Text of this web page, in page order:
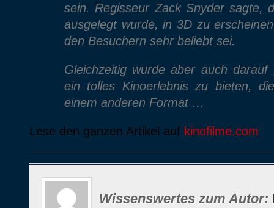
sein. Regisseur Zack Snyder sagte,
ausgelegt wurde, in 3D zu
den Besuchern sehr beliebt sei.
Gleichzeitig wurde aber auch darauf
ein tolles Kinoerlebnis zu bieten,
einem anderen Format …
Lese den ganzen Artikel auf kinofilme.com
Wissenswertes zum Autor: